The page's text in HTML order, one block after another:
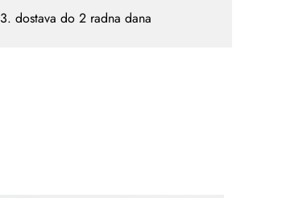
3. dostava do 2 radna dana